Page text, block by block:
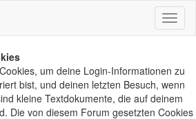
um deine Login-Informationen zu
bist, und deinen letzten Besuch, wenn
kleine Textdokumente, die auf deinem
Die von diesem Forum gesetzten Cookies